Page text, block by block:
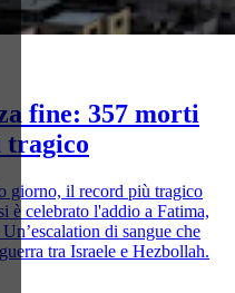
fine: 357 morti
tragico
giorno, il record più tragico
è celebrato l'addio a Fatima,
di sangue che
tra Israele e Hezbollah.